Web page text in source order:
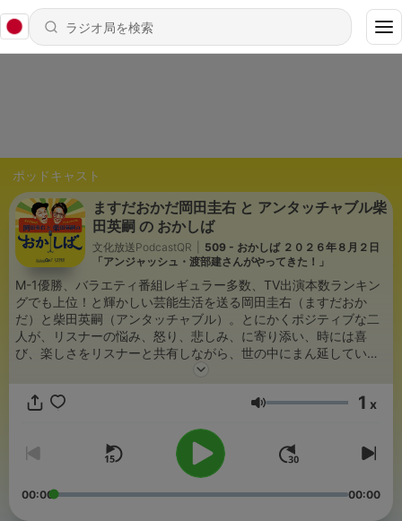
ポッドキャスト
ますだおかだ岡田圭右 と アンタッチャブル柴
田英嗣 の おかしば
文化放送PodcastQR
509 - おかしば ２０２６年８月２日
「アンジャッシュ・渡部建さんがやってきた！」
M-1優勝、バラエティ番組レギュラー多数、TV出演本数ランキン
グでも上位！と輝かしい芸能生活を送る岡田圭右（ますだおか
だ）と柴田英嗣（アンタッチャブル）。とにかくポジティブな二
人が、リスナーの悩み、怒り、悲しみ、に寄り添い、時には喜
び、楽しさをリスナーと共有しながら、世の中にまん延している
ぼんやりした不安を解消して いく番組。 聴いていれば、悩んでい
音量 1 x
00:00 00:00